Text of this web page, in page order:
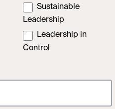
Sustainable
Leadership
Leadership in
Control